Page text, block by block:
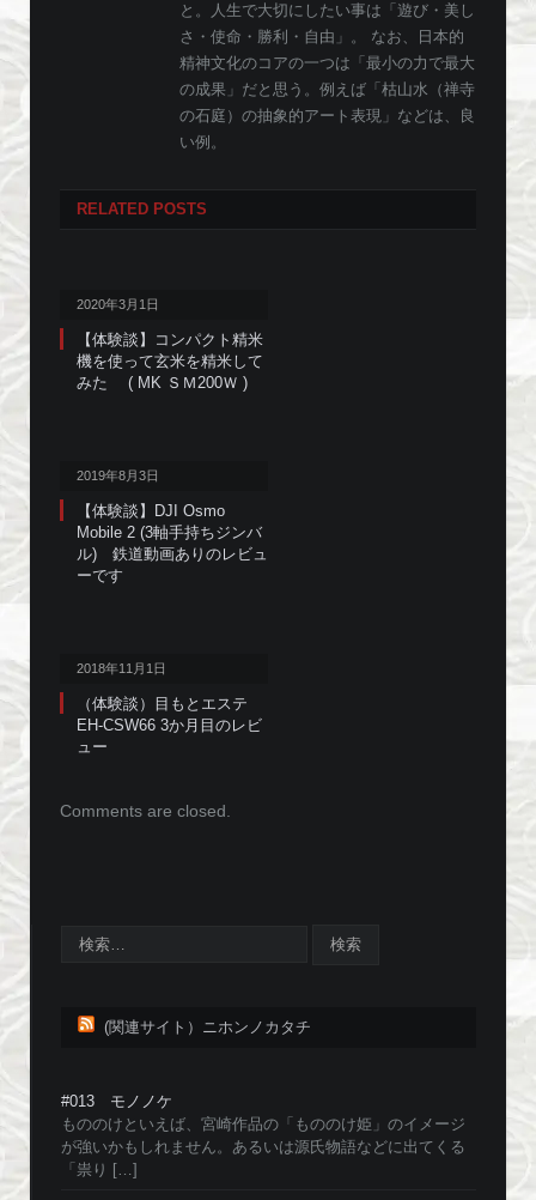
と。人生で大切にしたい事は「遊び・美し
さ・使命・勝利・自由」。 なお、日本的
精神文化のコアの一つは「最小の力で最大
の成果」だと思う。例えば「枯山水（禅寺
の石庭）の抽象的アート表現」などは、良
い例。
RELATED POSTS
2020年3月1日
【体験談】コンパクト精米
機を使って玄米を精米して
みた ( MK ＳＭ200Ｗ )
2019年8月3日
【体験談】DJI Osmo
Mobile 2 (3軸手持ちジンバ
ル) 鉄道動画ありのレビュ
ーです
2018年11月1日
（体験談）目もとエステ
EH-CSW66 3か月目のレビ
ュー
Comments are closed.
(関連サイト）ニホンノカタチ
#013 モノノケ
もののけといえば、宮崎作品の「もののけ姫」のイメージ
が強いかもしれません。あるいは源氏物語などに出てくる
「祟り […]